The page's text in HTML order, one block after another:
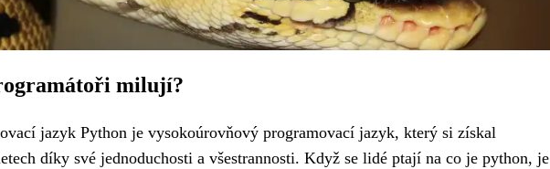
milují?
jazyk Python je vysokoúrovňový programovací jazyk, který si získal
díky své jednoduchosti a všestrannosti. Když se lidé ptají na co je python, je